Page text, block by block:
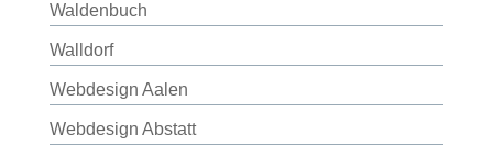
Waldenbuch
Walldorf
Webdesign Aalen
Webdesign Abstatt